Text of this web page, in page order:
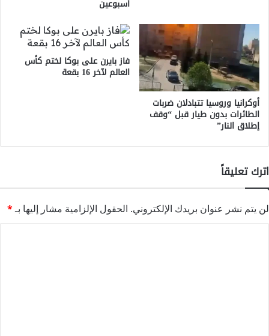
أسبوعين
أوكرانيا وروسيا تتبادلان ضربات
الطائرات بدون طيار قبل “وقف
إطلاق النار”
فاز بايرن على بوكا لختم كأس
العالم لآخر 16 بقعة
اترك تعليقاً
لن يتم نشر عنوان بريدك الإلكتروني. الحقول الإلزامية مشار إليها بـ*